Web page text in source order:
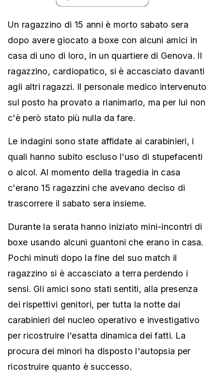
Un ragazzino di 15 anni è morto sabato sera
dopo avere giocato a boxe con alcuni amici in
casa di uno di loro, in un quartiere di Genova. Il
ragazzino, cardiopatico, si è accasciato davanti
agli altri ragazzi. Il personale medico intervenuto
sul posto ha provato a rianimarlo, ma per lui non
c'è però stato più nulla da fare.
Le indagini sono state affidate ai carabinieri, i
quali hanno subito escluso l'uso di stupefacenti
o alcol. Al momento della tragedia in casa
c'erano 15 ragazzini che avevano deciso di
trascorrere il sabato sera insieme.
Durante la serata hanno iniziato mini-incontri di
boxe usando alcuni guantoni che erano in casa.
Pochi minuti dopo la fine del suo match il
ragazzino si è accasciato a terra perdendo i
sensi. Gli amici sono stati sentiti, alla presenza
dei rispettivi genitori, per tutta la notte dai
carabinieri del nucleo operativo e investigativo
per ricostruire l'esatta dinamica dei fatti. La
procura dei minori ha disposto l'autopsia per
ricostruire quanto è successo.